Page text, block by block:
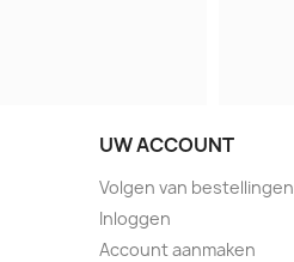
UW ACCOUNT
Volgen van bestellingen
Inloggen
Account aanmaken